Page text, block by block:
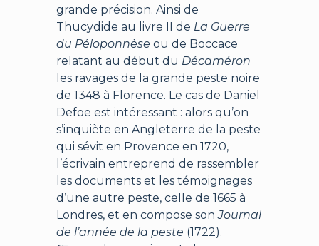
grande précision. Ainsi de
Thucydide au livre II de La Guerre
du Péloponnèse ou de Boccace
relatant au début du Décaméron
les ravages de la grande peste noire
de 1348 à Florence. Le cas de Daniel
Defoe est intéressant : alors qu’on
s’inquiète en Angleterre de la peste
qui sévit en Provence en 1720,
l’écrivain entreprend de rassembler
les documents et les témoignages
d’une autre peste, celle de 1665 à
Londres, et en compose sonJournal
de l’année de la peste (1722).